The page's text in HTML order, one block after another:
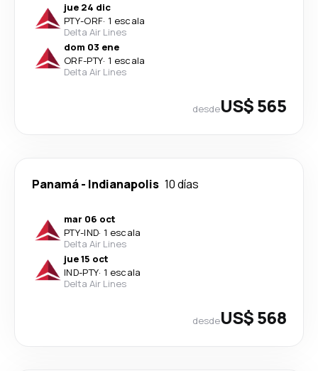
jue 24 dic
PTY-ORF· 1 escala
Delta Air Lines
dom 03 ene
ORF-PTY· 1 escala
Delta Air Lines
desdeUS$ 565
Panamá- Indianapolis 10 días
mar 06 oct
PTY-IND· 1 escala
Delta Air Lines
jue 15 oct
IND-PTY· 1 escala
Delta Air Lines
desdeUS$ 568